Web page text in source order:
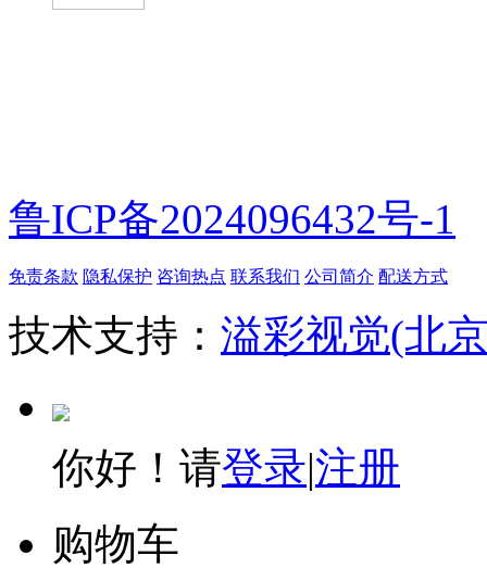
鲁ICP备2024096432号-1
免责条款 隐私保护 咨询热点 联系我们 公司简介 配送方式
技术支持： 溢彩视觉(北
你好！请登录|注册
购物车